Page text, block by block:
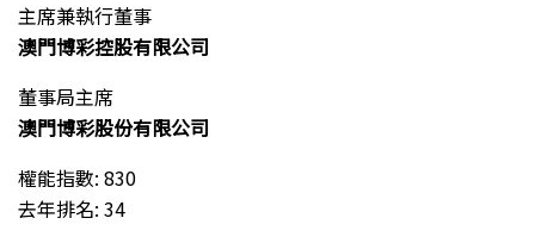
主席兼執行董事
澳門博彩控股有限公司
董事局主席
澳門博彩股份有限公司
權能指數: 830
去年排名: 34